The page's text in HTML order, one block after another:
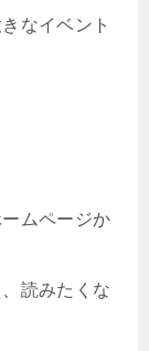
なイベント
ムページか
読みたくな